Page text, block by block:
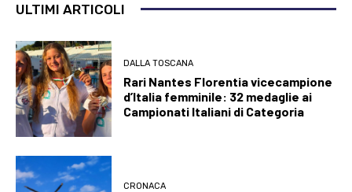
ULTIMI ARTICOLI
DALLA TOSCANA
Rari Nantes Florentia vicecampione
d’Italia femminile: 32 medaglie ai
Campionati Italiani di Categoria
CRONACA